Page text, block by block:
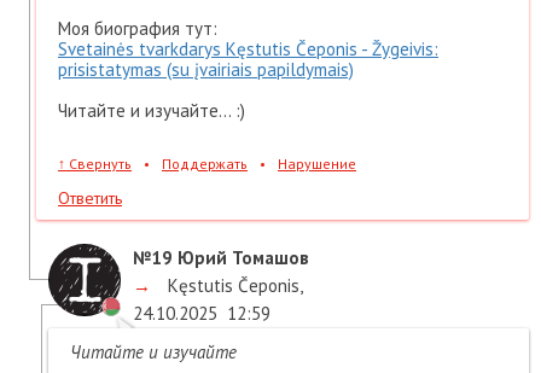
Моя биография тут:
Svetainės tvarkdarys Kęstutis Čeponis - Žygeivis:
prisistatymas (su įvairiais papildymais)
Читайте и изучайте... :)
↑ Свернуть • Поддержать • Нарушение
Ответить
№19 Юрий Томашов
→
Kęstutis Čeponis,
24.10.2025 12:59
Читайте и изучайте